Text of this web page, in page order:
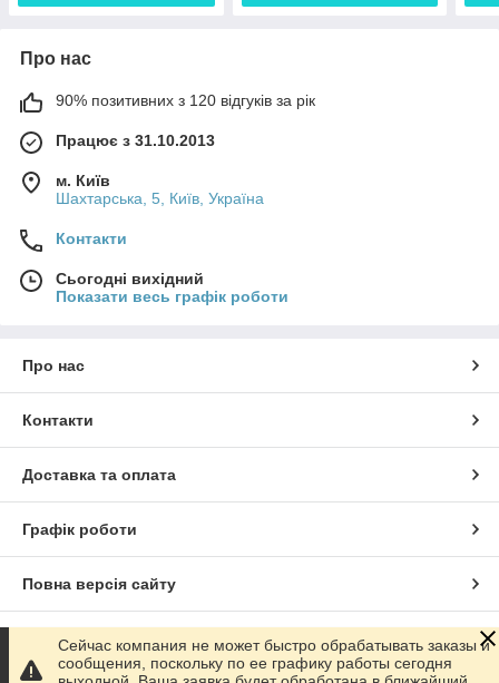
Про нас
90% позитивних з 120 відгуків за рік
Працює з 31.10.2013
м. Київ
Шахтарська, 5, Київ, Україна
Контакти
Сьогодні вихідний
Показати весь графік роботи
Про нас
Контакти
Доставка та оплата
Графік роботи
Повна версія сайту
Сайт створено на маркетплейсі Prom.ua
Сейчас компания не может быстро обрабатывать заказы и
сообщения, поскольку по ее графику работы сегодня